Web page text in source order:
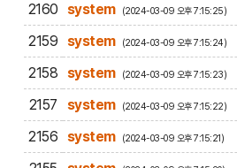
2160 system (2024-03-09 오후 7:15:25)
2159 system (2024-03-09 오후 7:15:24)
2158 system (2024-03-09 오후 7:15:23)
2157 system (2024-03-09 오후 7:15:22)
2156 system (2024-03-09 오후 7:15:21)